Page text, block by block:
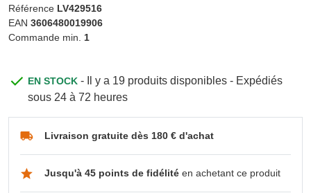
Référence LV429516
EAN 3606480019906
Commande min. 1
EN STOCK- Il y a 19 produits disponibles - Expédiés
sous 24 à 72 heures
Livraison gratuite dès 180 € d'achat
Jusqu'à 45 points de fidélitéen achetant ce produit